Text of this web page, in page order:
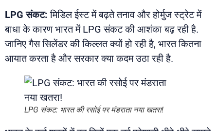
LPG संकट: मिडिल ईस्ट में बढ़ते तनाव और होर्मुज स्ट्रेट में
बाधा के कारण भारत में LPG संकट की आशंका बढ़ रही है.
जानिए गैस सिलेंडर की किल्लत क्यों हो रही है, भारत कितना
आयात करता है और सरकार क्या कदम उठा रही है.
LPG संकट: भारत की रसोई पर मंडराता नया खतरा!